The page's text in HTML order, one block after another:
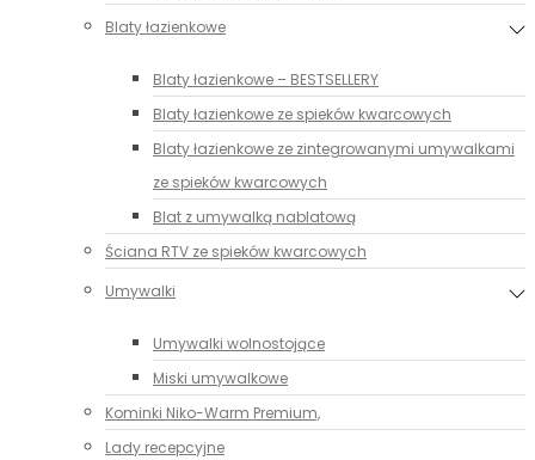
Blaty łazienkowe
Blaty łazienkowe – BESTSELLERY
Blaty łazienkowe ze spieków kwarcowych
Blaty łazienkowe ze zintegrowanymi umywalkami
ze spieków kwarcowych
Blat z umywalką nablatową
Ściana RTV ze spieków kwarcowych
Umywalki
Umywalki wolnostojące
Miski umywalkowe
Kominki Niko-Warm Premium,
Lady recepcyjne